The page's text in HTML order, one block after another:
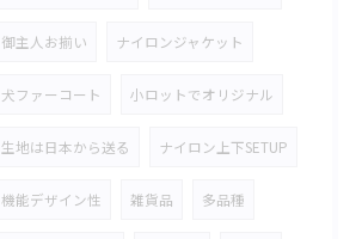
御主人お揃い ナイロンジャケット
犬ファーコート 小ロットでオリジナル
生地は日本から送る ナイロン上下SETUP
機能デザイン性 雑貨品 多品種